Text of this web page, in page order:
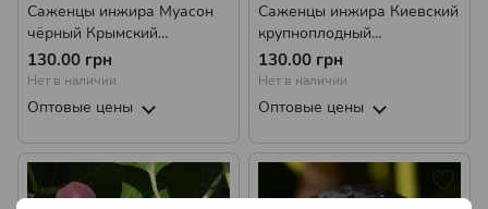
Саженцы инжира Муасон
чёрный Крымский
(однолетний)
130.00 грн
Нет в наличии
Оптовые цены
Саженцы инжира Киевский
крупноплодный
(однолетний)
130.00 грн
Нет в наличии
Оптовые цены